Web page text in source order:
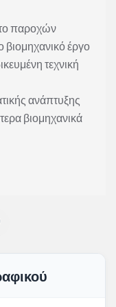
παροχών
έργο
τεχνική
ανάπτυξης
βιομηχανικά